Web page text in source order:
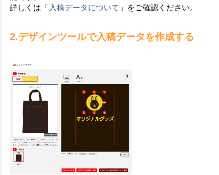
詳しくは「 入稿データについて 」をご確認ください。
2.デザインツールで入稿データを作成する